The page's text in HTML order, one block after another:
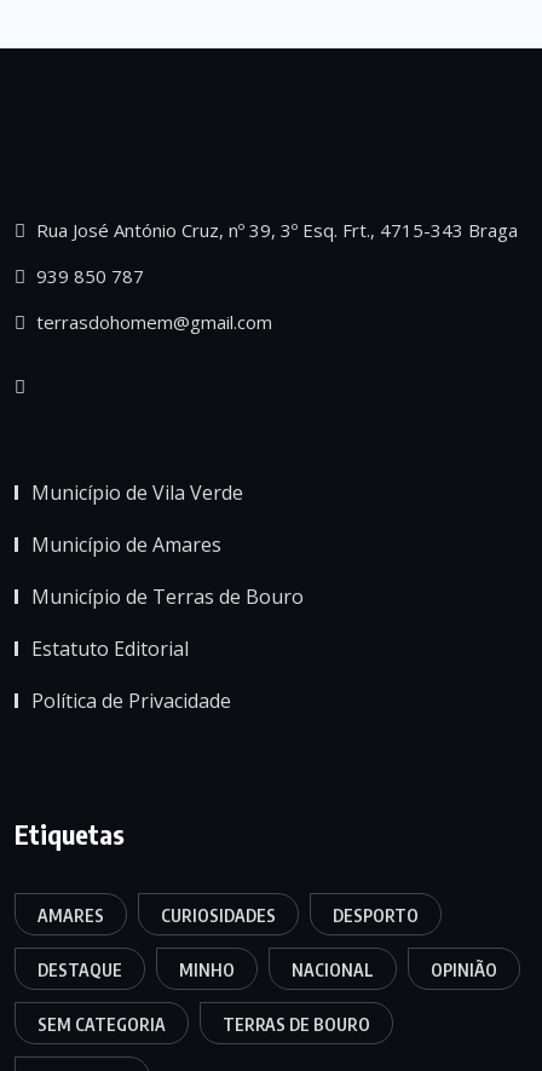
Rua José António Cruz, nº 39, 3º Esq. Frt., 4715-343 Braga
939 850 787
terrasdohomem@gmail.com
Município de Vila Verde
Município de Amares
Município de Terras de Bouro
Estatuto Editorial
Política de Privacidade
Etiquetas
AMARES CURIOSIDADES DESPORTO
DESTAQUE MINHO NACIONAL OPINIÃO
SEM CATEGORIA TERRAS DE BOURO